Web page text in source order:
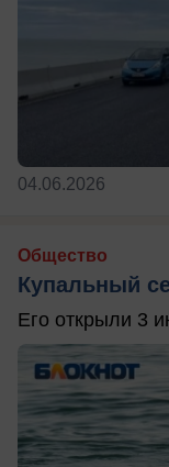
04.06.2026
Общество
Купальный
Его открыли 3